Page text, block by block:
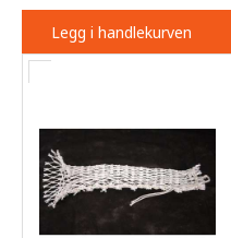
Legg i handlekurven